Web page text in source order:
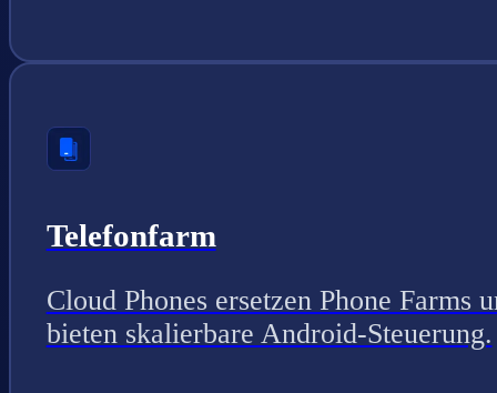
Telefonfarm
Cloud Phones ersetzen Phone Farms
bieten skalierbare Android-Steuerung.